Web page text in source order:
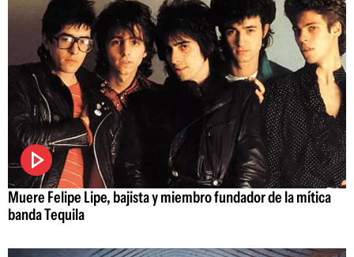
Muere Felipe Lipe, bajista y miembro fundador de la mítica
banda Tequila